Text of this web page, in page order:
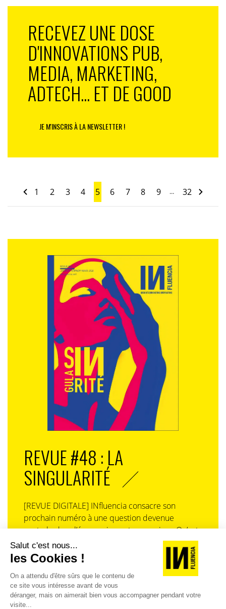
RECEVEZ UNE DOSE
D'INNOVATIONS PUB,
MEDIA, MARKETING,
ADTECH... ET DE GOOD
JE M'INSCRIS À LA NEWSLETTER !
1 2 3 4 5 6 7 8 9 … 32
REVUE #48 : LA
SINGULARITÉ
[REVUE DIGITALE] INfluencia consacre son
prochain numéro à une question devenue
centrale dans l’économie contemporaine : Qu’est-
ce que la singularité à l’heure de la
standardisation généralisée ? Ce numéro explore
la singularité là où elle est la plus mise à l’épreuve
: dans l’entreprise, dans la marque, dans les
organisations, dans les choix de gouvernance,
dans le rapport au pouvoir et à la technologie.